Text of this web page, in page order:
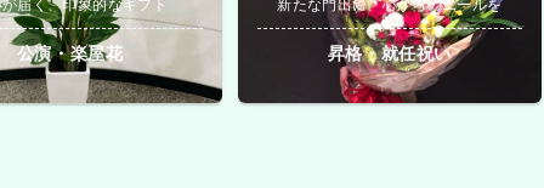
届く、印象的なギフト
公演・楽屋花
新たな門出に、心からのエールを
昇格・就任祝い